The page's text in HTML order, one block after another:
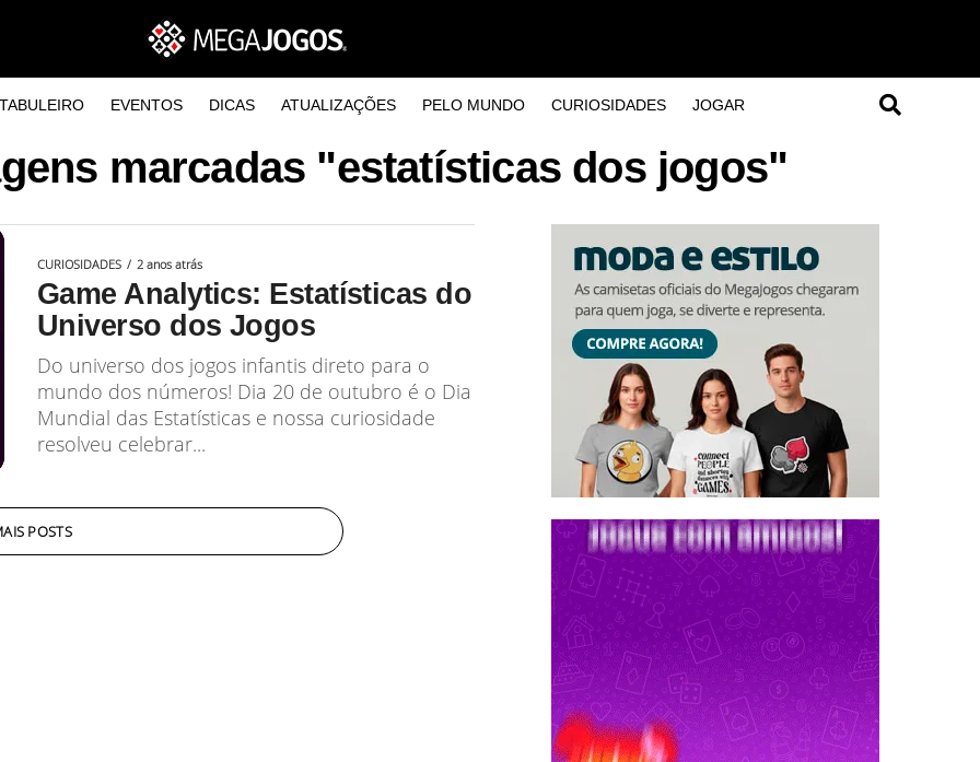
EVENTOS DICAS ATUALIZAÇÕES PELO MUNDO CURIOSIDADES JOGAR
marcadas "estatísticas dos jogos"
CURIOSIDADES 2 anos atrás
Game Analytics: Estatísticas do
Universo dos Jogos
Do universo dos jogos infantis direto para o
mundo dos números! Dia 20 de outubro é o Dia
Mundial das Estatísticas e nossa curiosidade
resolveu celebrar...
POSTS